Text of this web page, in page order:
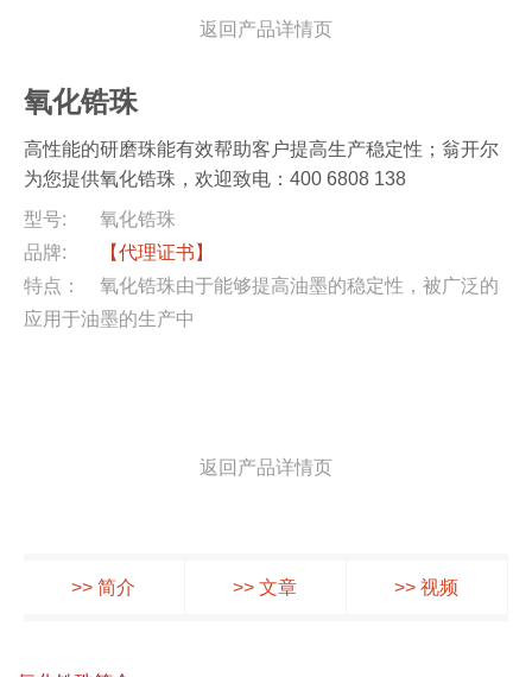
返回产品详情页
氧化锆珠
高性能的研磨珠能有效帮助客户提高生产稳定性；翁开尔
为您提供氧化锆珠，欢迎致电：400 6808 138
型号:
氧化锆珠
品牌:
【代理证书】
特点：
氧化锆珠由于能够提高油墨的稳定性，被广泛的
应用于油墨的生产中
返回产品详情页
>> 简介 >> 文章 >> 视频